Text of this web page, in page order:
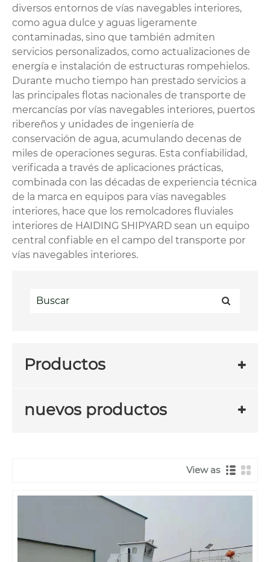
diversos entornos de vías navegables interiores,
como agua dulce y aguas ligeramente
contaminadas, sino que también admiten
servicios personalizados, como actualizaciones de
energía e instalación de estructuras rompehielos.
Durante mucho tiempo han prestado servicios a
las principales flotas nacionales de transporte de
mercancías por vías navegables interiores, puertos
ribereños y unidades de ingeniería de
conservación de agua, acumulando decenas de
miles de operaciones seguras. Esta confiabilidad,
verificada a través de aplicaciones prácticas,
combinada con las décadas de experiencia técnica
de la marca en equipos para vías navegables
interiores, hace que los remolcadores fluviales
interiores de HAIDING SHIPYARD sean un equipo
central confiable en el campo del transporte por
vías navegables interiores.
Productos
nuevos productos
View as